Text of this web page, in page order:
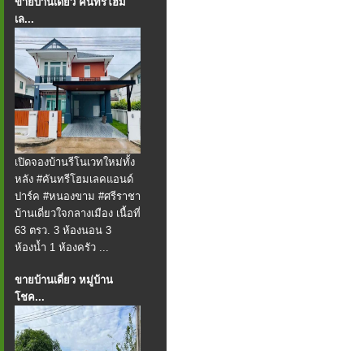
เล...
เปิดจองบ้านรีโนเวทใหม่ทั้ง
หลัง #คันทรีโฮมเลคแอนด์
ปาร์ค #หนองขาม #ศรีราชา
บ้านเดี่ยวใจกลางเมือง เนื้อที่
63 ตรว. 3 ห้องนอน 3
ห้องน้ำ 1 ห้องครัว ...
ขายบ้านเดี่ยว หมู่บ้าน
โชค...